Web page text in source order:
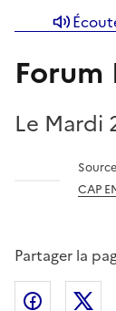
Le Mardi
CAP
Partager la